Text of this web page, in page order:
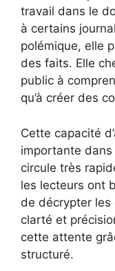
travail dans le
à certains
polémique, elle
des faits. Elle
public à
qu’à créer des
Cette capacité
importante dans
circule très
les lecteurs ont
de décrypter les
clarté et
cette attente
structuré.